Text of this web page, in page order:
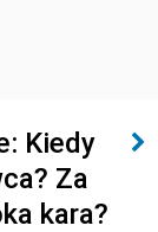
Kiedy
Za
kara?